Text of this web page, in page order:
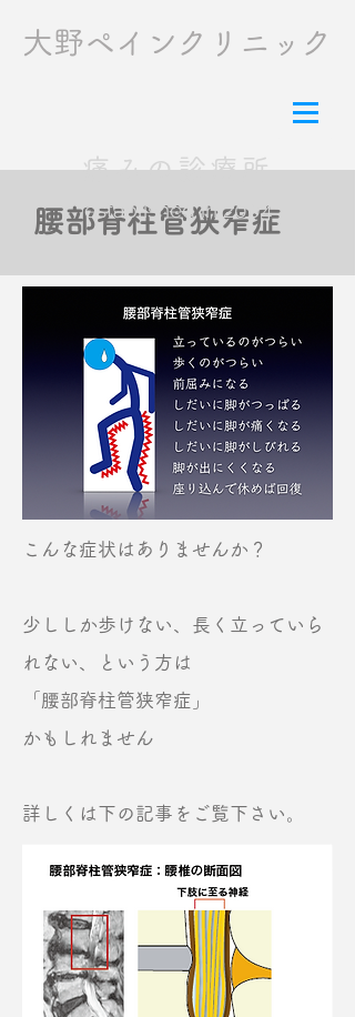
​大野ペインクリニック
痛みの診療所
established in 2004
腰部脊柱管狭窄症
こんな症状はありませんか？
少ししか歩けない、長く立っていら
れない、という方は
「腰部脊柱管狭窄症」
かもしれません
詳しくは下の記事をご覧下さい。